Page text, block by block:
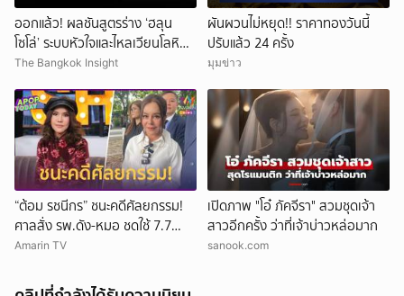
ออกแล้ว! ผลชันสูตรร่าง ‘ฮลุน
โซโล่’ ระบบหัวใจและไหลเวียนโลหิต
ล้มเหลว
The Bangkok Insight
ผันผวนไม่หยุด!! ราคาทองวันนี้
ปรับแล้ว 24 ครั้ง
มุมข่าว
“ต้อม รชนีกร” ชนะคดีศัลยกรรม!
ศาลสั่ง รพ.ดัง-หมอ ชดใช้ 7.7
ล้าน
Amarin TV
เปิดภาพ "โอ๋ ภัคจีรา" สวมชุดเจ้า
สาวอีกครั้ง ว่าที่เจ้าบ่าวหล่อมาก
sanook.com